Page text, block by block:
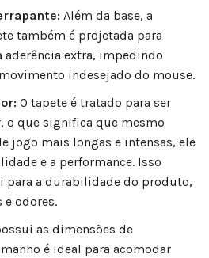
Além da base, a
também é projetada para
extra, impedindo
indesejado do mouse.
O tapete é tratado para ser
o que significa que mesmo
jogo mais longas e intensas, ele
e a performance. Isso
a durabilidade do produto,
e odores.
as dimensões de
é ideal para acomodar